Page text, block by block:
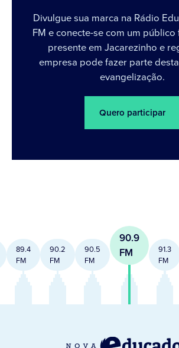
Divulgue sua marca na Rádio
FM e conecte-se com um
presente em Jacarezinho e
empresa pode fazer parte
evangelização.
Quero participar
89.4
FM
90.2
FM
90.5
FM
90.9
FM
91.3
FM